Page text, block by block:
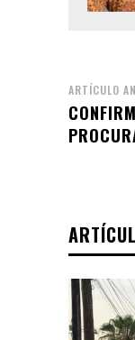
ARTÍCULO